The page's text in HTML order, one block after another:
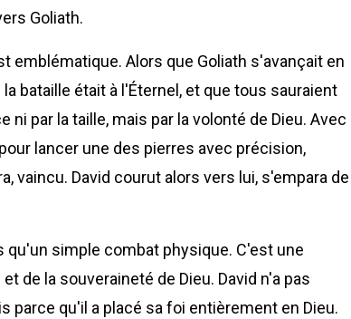
Goliath.
emblématique. Alors que Goliath s'avançait en
bataille était à l'Éternel, et que tous sauraient
ni par la taille, mais par la volonté de Dieu. Avec
lancer une des pierres avec précision,
vaincu. David courut alors vers lui, s'empara de
qu'un simple combat physique. C'est une
de la souveraineté de Dieu. David n'a pas
parce qu'il a placé sa foi entièrement en Dieu.